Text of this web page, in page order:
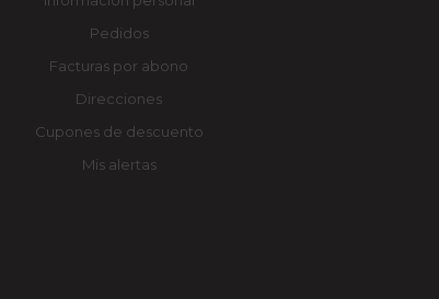
Pedidos
Facturas por abono
Direcciones
Cupones de descuento
Mis alertas